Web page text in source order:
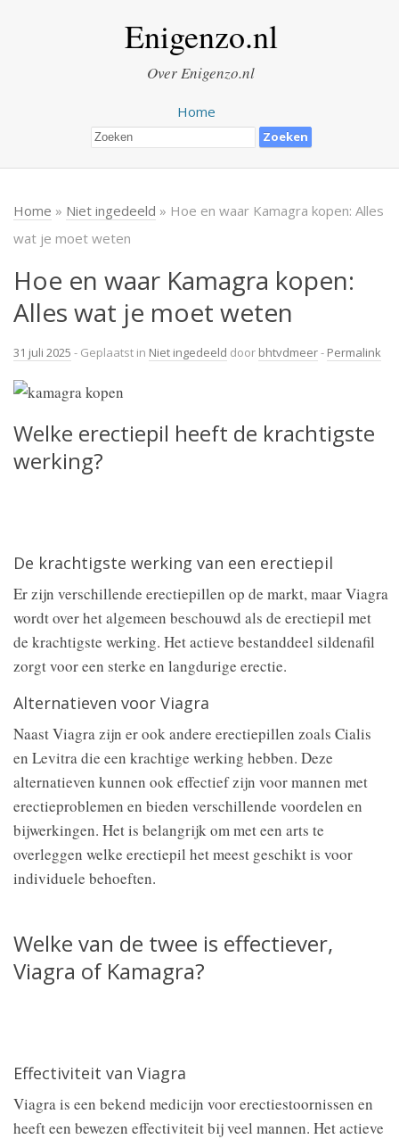
Enigenzo.nl
Over Enigenzo.nl
Home
Home » Niet ingedeeld » Hoe en waar Kamagra kopen: Alles
wat je moet weten
Hoe en waar Kamagra kopen:
Alles wat je moet weten
31 juli 2025 - Geplaatst in Niet ingedeeld door bhtvdmeer- Permalink
Welke erectiepil heeft de krachtigste
werking?
De krachtigste werking van een erectiepil
Er zijn verschillende erectiepillen op de markt, maar Viagra
wordt over het algemeen beschouwd als de erectiepil met
de krachtigste werking. Het actieve bestanddeel sildenafil
zorgt voor een sterke en langdurige erectie.
Alternatieven voor Viagra
Naast Viagra zijn er ook andere erectiepillen zoals Cialis
en Levitra die een krachtige werking hebben. Deze
alternatieven kunnen ook effectief zijn voor mannen met
erectieproblemen en bieden verschillende voordelen en
bijwerkingen. Het is belangrijk om met een arts te
overleggen welke erectiepil het meest geschikt is voor
individuele behoeften.
Welke van de twee is effectiever,
Viagra of Kamagra?
Effectiviteit van Viagra
Viagra is een bekend medicijn voor erectiestoornissen en
heeft een bewezen effectiviteit bij veel mannen. Het actieve